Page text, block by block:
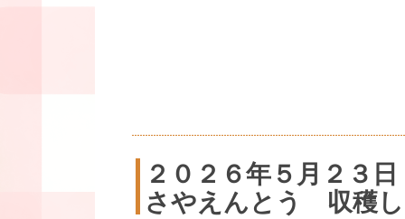
２０２６年５月２３日
さやえんとう 収穫